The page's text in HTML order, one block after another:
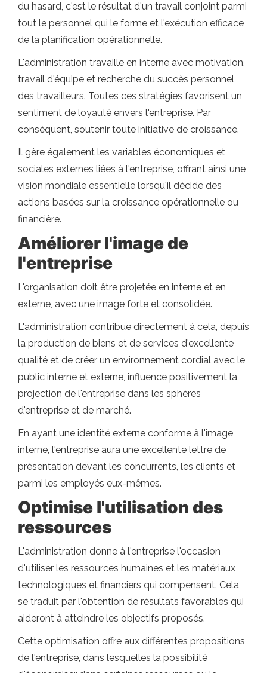
du hasard, c'est le résultat d'un travail conjoint parmi
tout le personnel qui le forme et l'exécution efficace
de la planification opérationnelle.
L'administration travaille en interne avec motivation,
travail d'équipe et recherche du succès personnel
des travailleurs. Toutes ces stratégies favorisent un
sentiment de loyauté envers l'entreprise. Par
conséquent, soutenir toute initiative de croissance.
Il gère également les variables économiques et
sociales externes liées à l'entreprise, offrant ainsi une
vision mondiale essentielle lorsqu'il décide des
actions basées sur la croissance opérationnelle ou
financière.
Améliorer l'image de
l'entreprise
L'organisation doit être projetée en interne et en
externe, avec une image forte et consolidée.
L'administration contribue directement à cela, depuis
la production de biens et de services d'excellente
qualité et de créer un environnement cordial avec le
public interne et externe, influence positivement la
projection de l'entreprise dans les sphères
d'entreprise et de marché.
En ayant une identité externe conforme à l'image
interne, l'entreprise aura une excellente lettre de
présentation devant les concurrents, les clients et
parmi les employés eux-mêmes.
Optimise l'utilisation des
ressources
L'administration donne à l'entreprise l'occasion
d'utiliser les ressources humaines et les matériaux
technologiques et financiers qui compensent. Cela
se traduit par l'obtention de résultats favorables qui
aideront à atteindre les objectifs proposés.
Cette optimisation offre aux différentes propositions
de l'entreprise, dans lesquelles la possibilité